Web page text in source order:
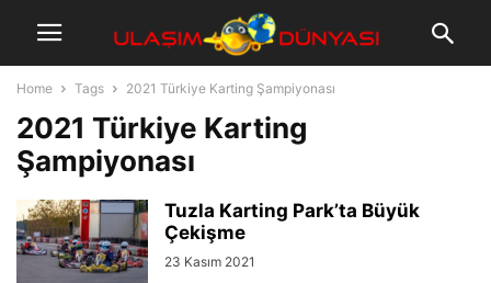
Home Tags 2021 Türkiye Karting Şampiyonası
2021 Türkiye Karting
Şampiyonası
Tuzla Karting Park’ta Büyük
Çekişme
23 Kasım 2021